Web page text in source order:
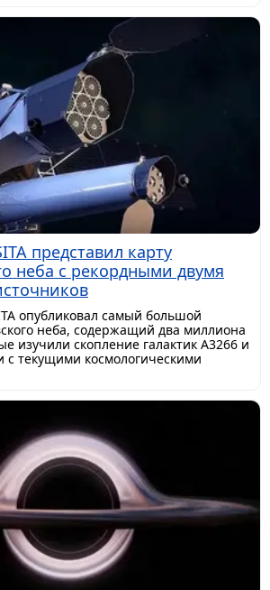
представил карту
неба с рекордными двумя
опубликовал самый большой
неба, содержащий два миллиона
изучили скопление галактик A3266 и
с текущими космологическими